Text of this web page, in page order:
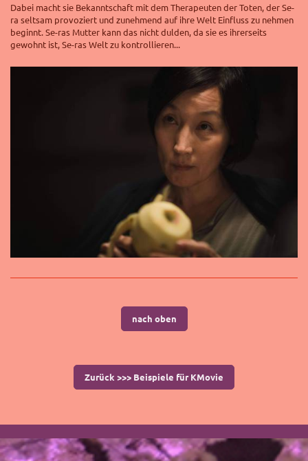
Dabei macht sie Bekanntschaft mit dem Therapeuten der Toten, der Se-
ra seltsam provoziert und zunehmend auf ihre Welt Einfluss zu nehmen
beginnt. Se-ras Mutter kann das nicht dulden, da sie es ihrerseits
gewohnt ist, Se-ras Welt zu kontrollieren...
nach oben
Zurück >>> Beispiele für KMovie